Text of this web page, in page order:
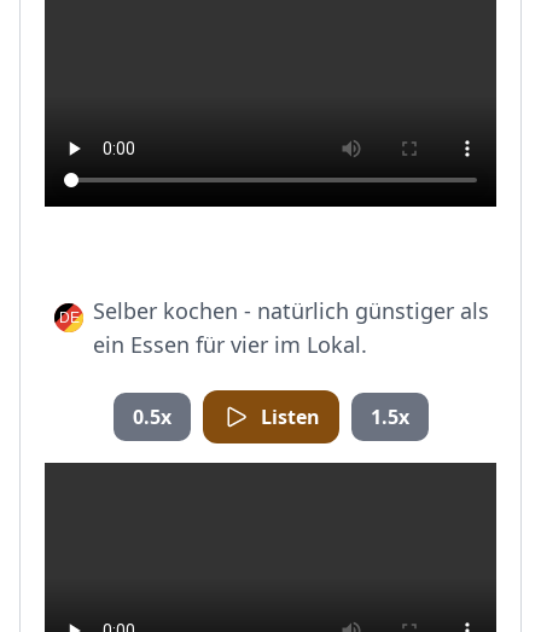
Selber kochen - natürlich günstiger als
ein Essen für vier im Lokal.
0.5x Listen 1.5x